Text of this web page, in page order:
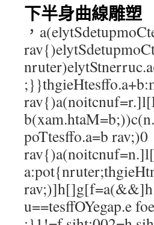
下半身曲線雕塑
，
poTtesffo.a=b
u==tesffOYegap.e